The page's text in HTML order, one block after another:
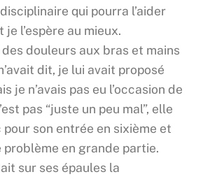
qui pourra l’aider
l’espère au mieux.
douleurs aux bras et mains
dit, je lui avait proposé
je n’avais pas eu l’occasion de
pas “juste un peu mal”, elle
pour son entrée en sixième et
problème en grande partie.
sur ses épaules la